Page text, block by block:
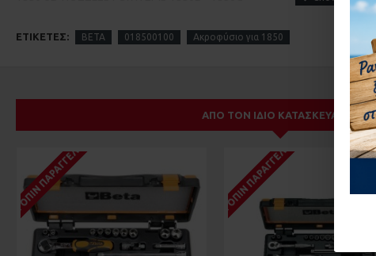
ΕΤΙΚΈΤΕΣ: BETA 018500100 Ακροφύσιο για 1850
ΑΠΌ ΤΟΝ ΊΔΙΟ ΚΑΤΑΣΚΕΥΑΣΤΉ
ΚΑΤΌΠΙΝ ΠΑΡΑΓΓΕΛΊΑΣ ΚΑΤΌΠΙΝ ΠΑΡΑΓΓΕΛΊΑΣ